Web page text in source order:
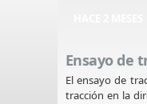
Ensayo de
El ensayo de
tracción en la